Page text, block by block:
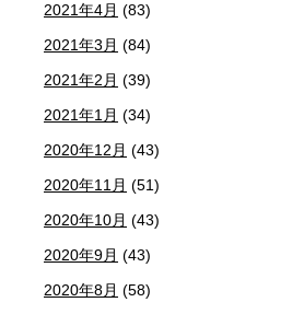
2021年4月 (83)
2021年3月 (84)
2021年2月 (39)
2021年1月 (34)
2020年12月 (43)
2020年11月 (51)
2020年10月 (43)
2020年9月 (43)
2020年8月 (58)